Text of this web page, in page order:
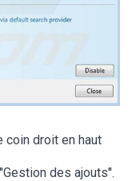
coin droit en haut
des ajouts''.